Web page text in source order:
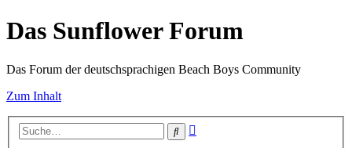
Das Sunflower Forum
Das Forum der deutschsprachigen Beach Boys Community
Zum Inhalt
Suche